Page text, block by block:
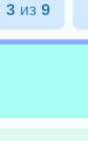
3 из 9